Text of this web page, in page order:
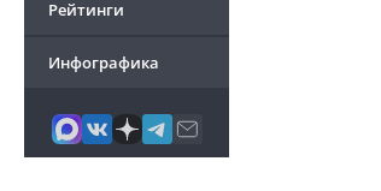
Рейтинги
Инфографика